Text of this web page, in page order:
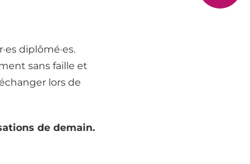
diplômé·es.
sans faille et
lors de
de demain.